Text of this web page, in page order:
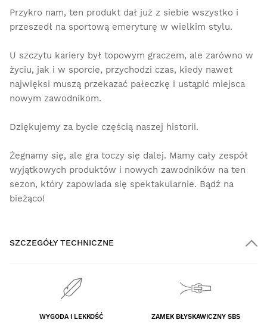
Przykro nam, ten produkt dał już z siebie wszystko i
przeszedł na sportową emeryturę w wielkim stylu.
U szczytu kariery był topowym graczem, ale zarówno w
życiu, jak i w sporcie, przychodzi czas, kiedy nawet
najwięksi muszą przekazać pałeczkę i ustąpić miejsca
nowym zawodnikom.
Dziękujemy za bycie częścią naszej historii.
Żegnamy się, ale gra toczy się dalej. Mamy cały zespół
wyjątkowych produktów i nowych zawodników na ten
sezon, który zapowiada się spektakularnie. Bądź na
bieżąco!
SZCZEGÓŁY TECHNICZNE
WYGODA I LEKKOŚĆ ZAMEK BŁYSKAWICZNY SBS